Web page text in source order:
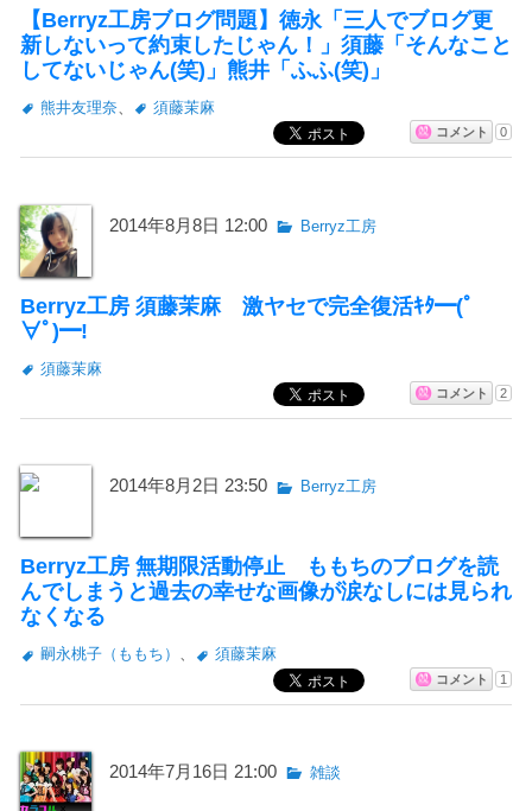
【Berryz工房ブログ問題】徳永「三人でブログ更
新しないって約束したじゃん！」須藤「そんなこと
してないじゃん(笑)」熊井「ふふ(笑)」
熊井友理奈、 須藤茉麻
コメント 0
2014年8月8日 12:00 Berryz工房
Berryz工房 須藤茉麻 激ヤセで完全復活ｷﾀ━(ﾟ
∀ﾟ)━!
須藤茉麻
コメント 2
2014年8月2日 23:50 Berryz工房
Berryz工房 無期限活動停止 ももちのブログを読
んでしまうと過去の幸せな画像が涙なしには見られ
なくなる
嗣永桃子（ももち） 、 須藤茉麻
コメント 1
2014年7月16日 21:00 雑談